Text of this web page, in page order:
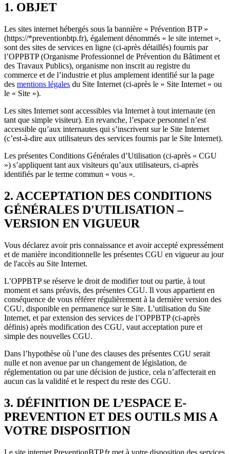
1. OBJET
Les sites internet hébergés sous la bannière « Prévention BTP »
(https://*preventionbtp.fr), également dénommés « le site internet »,
sont des sites de services en ligne (ci-après détaillés) fournis par
l’OPPBTP (Organisme Professionnel de Prévention du Bâtiment et
des Travaux Publics), organisme non inscrit au registre du
commerce et de l’industrie et plus amplement identifié sur la page
des mentions légales du Site Internet (ci-après le « Site Internet » ou
le « Site »).
Les sites Internet sont accessibles via Internet à tout internaute (en
tant que simple visiteur). En revanche, l’espace personnel n’est
accessible qu’aux internautes qui s’inscrivent sur le Site Internet
(c’est-à-dire aux utilisateurs des services fournis par le Site Internet).
Les présentes Conditions Générales d’Utilisation (ci-après « CGU
») s’appliquent tant aux visiteurs qu’aux utilisateurs, ci-après
identifiés par le terme commun « vous ».
2. ACCEPTATION DES CONDITIONS
GÉNÉRALES D'UTILISATION –
VERSION EN VIGUEUR
Vous déclarez avoir pris connaissance et avoir accepté expressément
et de manière inconditionnelle les présentes CGU en vigueur au jour
de l'accès au Site Internet.
L’OPPBTP se réserve le droit de modifier tout ou partie, à tout
moment et sans préavis, des présentes CGU. Il vous appartient en
conséquence de vous référer régulièrement à la dernière version des
CGU, disponible en permanence sur le Site. L’utilisation du Site
Internet, et par extension des services de l’OPPBTP (ci-après
définis) après modification des CGU, vaut acceptation pure et
simple des nouvelles CGU.
Dans l’hypothèse où l’une des clauses des présentes CGU serait
nulle et non avenue par un changement de législation, de
réglementation ou par une décision de justice, cela n’affecterait en
aucun cas la validité et le respect du reste des CGU.
3. DÉFINITION DE L’ESPACE E-
PREVENTION ET DES OUTILS MIS A
VOTRE DISPOSITION
Le site internet PreventionBTP.fr met à votre disposition des services